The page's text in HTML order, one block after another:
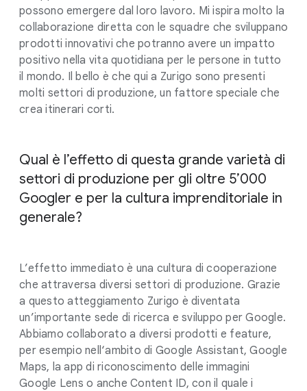
possono emergere dal loro lavoro. Mi ispira molto la
collaborazione diretta con le squadre che sviluppano
prodotti innovativi che potranno avere un impatto
positivo nella vita quotidiana per le persone in tutto
il mondo. Il bello è che qui a Zurigo sono presenti
molti settori di produzione, un fattore speciale che
crea itinerari corti.
Qual è l’effetto di questa grande varietà di
settori di produzione per gli oltre 5’000
Googler e per la cultura imprenditoriale in
generale?
L’effetto immediato è una cultura di cooperazione
che attraversa diversi settori di produzione. Grazie
a questo atteggiamento Zurigo è diventata
un’importante sede di ricerca e sviluppo per Google.
Abbiamo collaborato a diversi prodotti e feature,
per esempio nell‘ambito di Google Assistant, Google
Maps, la app di riconoscimento delle immagini
Google Lens o anche Content ID, con il quale i